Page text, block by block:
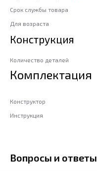
Срок службы товара
Для возраста
Конструкция
Количество деталей
Комплектация
Конструктор
Инструкция
Вопросы и ответы